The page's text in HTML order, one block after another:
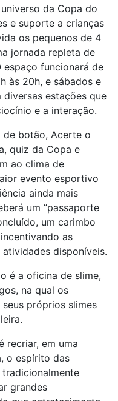
da Copa do
e suporte a crianças
os pequenos de 4
jornada repleta de
espaço funcionará de
às 20h, e sábados e
estações que
e a interação.
de botão, Acerte o
quiz da Copa e
ao clima de
evento esportivo
ainda mais
um “passaporte
um carimbo
as
disponíveis.
é a oficina de slime,
na qual os
próprios slimes
recriar, em uma
o espírito das
grandes